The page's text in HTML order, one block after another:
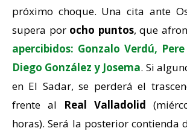
próximo choque. Una cita ante
supera por ocho puntos, que
apercibidos: Gonzalo Verdú,
Diego González y Josema. Si
en El Sadar, se perderá el
frente al Real Valladolid
horas). Será la posterior contienda